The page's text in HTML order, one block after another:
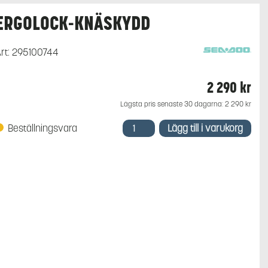
KNÄSKYDD
295100744
2 290 kr
Lägsta pris senaste 30 dagarna: 2 290 kr
Beställningsvara ERGOLOCK-
KNÄSKYDDLägg till i varukorg